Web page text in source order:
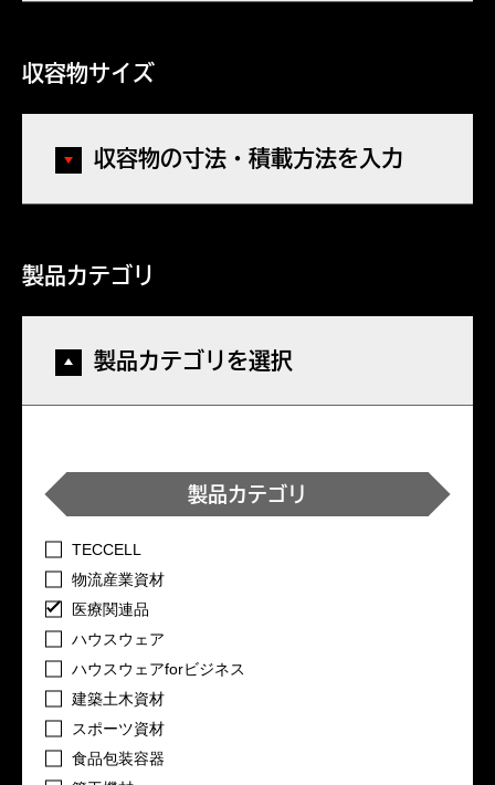
収容物サイズ
収容物の寸法・積載方法を入力
製品カテゴリ
製品カテゴリを選択
製品カテゴリ
TECCELL
物流産業資材
医療関連品
ハウスウェア
ハウスウェアforビジネス
建築土木資材
スポーツ資材
食品包装容器